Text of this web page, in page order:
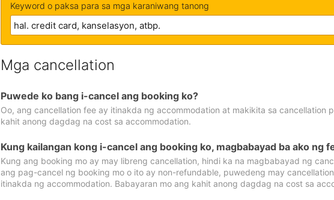
Keyword o paksa para sa mga karaniwang tanong
Mga cancellation
Puwede ko bang i-cancel ang booking ko?
Oo, ang cancellation fee ay itinakda ng accommodation at makikita sa cancellation
kahit anong dagdag na cost sa accommodation.
Kung kailangan kong i-cancel ang booking ko, magbabayad ba ako ng
Kung ang booking mo ay may libreng cancellation, hindi ka na magbabayad ng
ang pag-cancel ng booking mo o ito ay non-refundable, puwedeng may
itinakda ng accommodation. Babayaran mo ang kahit anong dagdag na cost sa